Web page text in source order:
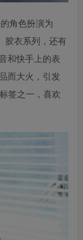
角色扮演为
、胶衣系列，还有
和快手上的表
而大火，引发
签之一，喜欢